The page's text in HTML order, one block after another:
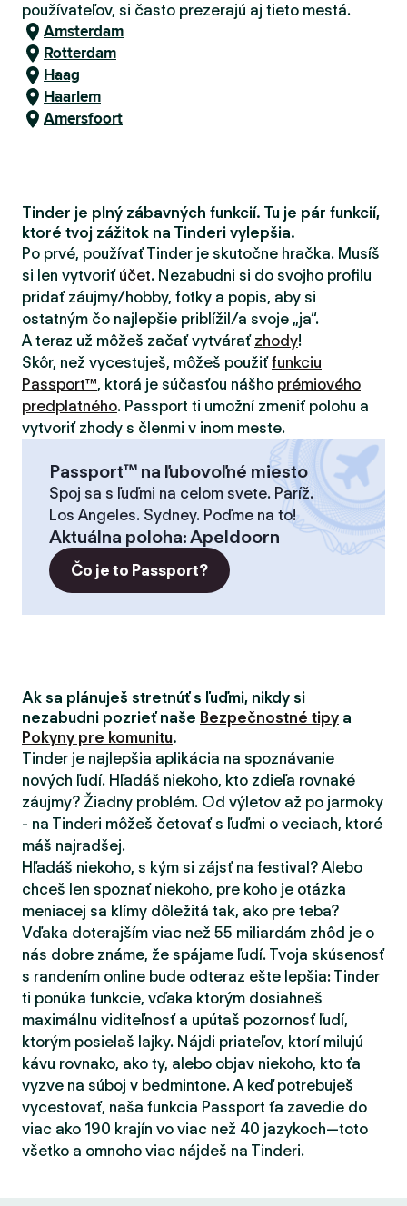
používateľov, si často prezerajú aj tieto mestá.
Amsterdam
Rotterdam
Haag
Haarlem
Amersfoort
Tinder je plný zábavných funkcií. Tu je pár funkcií,
ktoré tvoj zážitok na Tinderi vylepšia.
Po prvé, používať Tinder je skutočne hračka. Musíš
si len vytvoriť účet. Nezabudni si do svojho profilu
pridať záujmy/hobby, fotky a popis, aby si
ostatným čo najlepšie priblížil/a svoje „ja“.
A teraz už môžeš začať vytvárať zhody!
Skôr, než vycestuješ, môžeš použiťfunkciu
Passport™, ktorá je súčasťou nášho prémiového
predplatného. Passport ti umožní zmeniť polohu a
vytvoriť zhody s členmi v inom meste.
Passport™ na ľubovoľné miesto
Spoj sa s ľuďmi na celom svete. Paríž.
Los Angeles. Sydney. Poďme na to!
Aktuálna poloha:Apeldoorn
Čo je to Passport?
Ak sa plánuješ stretnúť s ľuďmi, nikdy si
nezabudni pozrieť naše Bezpečnostné tipy a
Pokyny pre komunitu.
Tinder je najlepšia aplikácia na spoznávanie
nových ľudí. Hľadáš niekoho, kto zdieľa rovnaké
záujmy? Žiadny problém. Od výletov až po jarmoky
- na Tinderi môžeš četovať s ľuďmi o veciach, ktoré
máš najradšej.
Hľadáš niekoho, s kým si zájsť na festival? Alebo
chceš len spoznať niekoho, pre koho je otázka
meniacej sa klímy dôležitá tak, ako pre teba?
Vďaka doterajším viac než 55 miliardám zhôd je o
nás dobre známe, že spájame ľudí. Tvoja skúsenosť
s randením online bude odteraz ešte lepšia: Tinder
ti ponúka funkcie, vďaka ktorým dosiahneš
maximálnu viditeľnosť a upútaš pozornosť ľudí,
ktorým posielaš lajky. Nájdi priateľov, ktorí milujú
kávu rovnako, ako ty, alebo objav niekoho, kto ťa
vyzve na súboj v bedmintone. A keď potrebuješ
vycestovať, naša funkcia Passport ťa zavedie do
viac ako 190 krajín vo viac než 40 jazykoch—toto
všetko a omnoho viac nájdeš na Tinderi.